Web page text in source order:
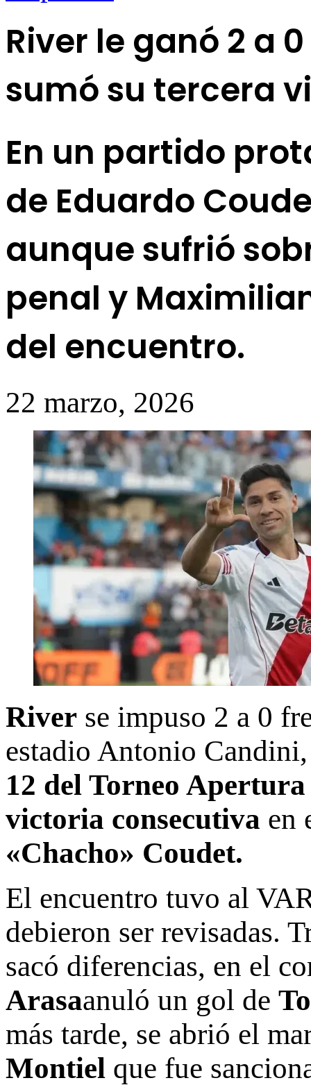
River le ganó 2 a
sumó su tercera
En un partido
de Eduardo
aunque sufrió
penal y
del encuentro.
22 marzo, 2026
River se impuso 2 a 0
estadio Antonio
12 del Torneo Apertura
victoria consecutiva en
«Chacho» Coudet.
El encuentro tuvo al
debieron ser revisadas.
sacó diferencias, en el
Arasaanuló un gol de
más tarde, se abrió el
Montiel que fue